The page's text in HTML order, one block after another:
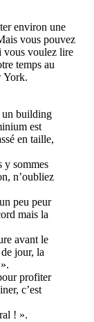
environ une
vous pouvez
vous voulez lire
temps au
York.
un building
est
en taille,
y sommes
n’oubliez
peu peur
mais la
avant le
jour, la
profiter
c’est
! ».